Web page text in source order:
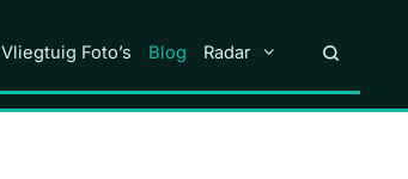
Vliegtuig Foto’s Blog Radar